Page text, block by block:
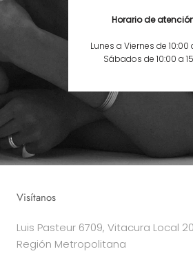
Horario de
Lunes a Viernes de 10:00
Sábados de 10:00 a
Visítanos
Luis Pasteur 6709, Vitacura Local
Región Metropolitana